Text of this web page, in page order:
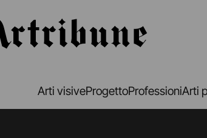
Arti visiveProgettoProfessioniArti